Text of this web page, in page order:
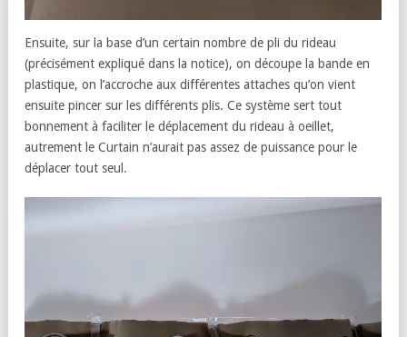
Ensuite, sur la base d’un certain nombre de pli du rideau
(précisément expliqué dans la notice), on découpe la bande en
plastique, on l’accroche aux différentes attaches qu’on vient
ensuite pincer sur les différents plis. Ce système sert tout
bonnement à faciliter le déplacement du rideau à oeillet,
autrement le Curtain n’aurait pas assez de puissance pour le
déplacer tout seul.